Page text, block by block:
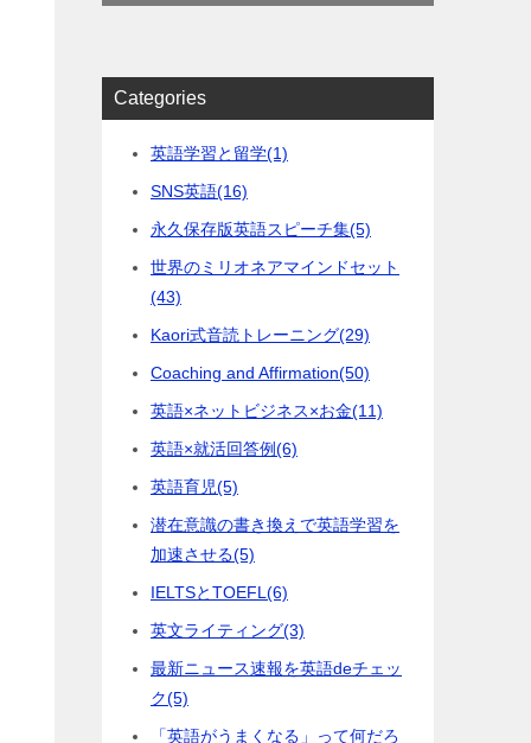
Categories
英語学習と留学(1)
SNS英語(16)
永久保存版英語スピーチ集(5)
世界のミリオネアマインドセット
(43)
Kaori式音読トレーニング(29)
Coaching and Affirmation(50)
英語×ネットビジネス×お金(11)
英語×就活回答例(6)
英語育児(5)
潜在意識の書き換えで英語学習を
加速させる(5)
IELTSとTOEFL (6)
英文ライティング(3)
最新ニュース速報を英語deチェッ
ク(5)
「英語がうまくなる」って何だろ